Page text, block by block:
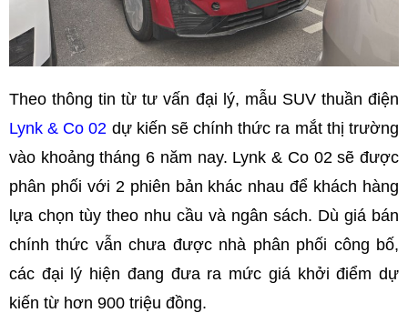
Theo thông tin từ tư vấn đại lý, mẫu SUV thuần điện
Lynk & Co 02 dự kiến sẽ chính thức ra mắt thị trường
vào khoảng tháng 6 năm nay. Lynk & Co 02 sẽ được
phân phối với 2 phiên bản khác nhau để khách hàng
lựa chọn tùy theo nhu cầu và ngân sách. Dù giá bán
chính thức vẫn chưa được nhà phân phối công bố,
các đại lý hiện đang đưa ra mức giá khởi điểm dự
kiến từ hơn 900 triệu đồng.